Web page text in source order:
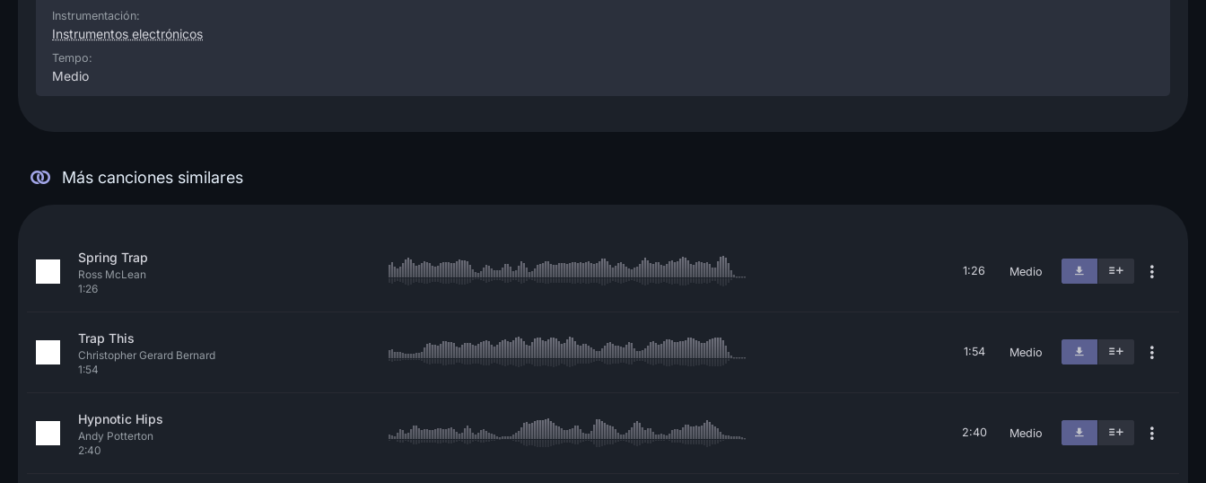
Instrumentación:
Instrumentos electrónicos
Tempo:
Medio
Más canciones similares
Spring Trap
Ross McLean
1:26
1:26 Medio
Trap This
Christopher Gerard Bernard
1:54
1:54 Medio
Hypnotic Hips
Andy Potterton
2:40
2:40 Medio